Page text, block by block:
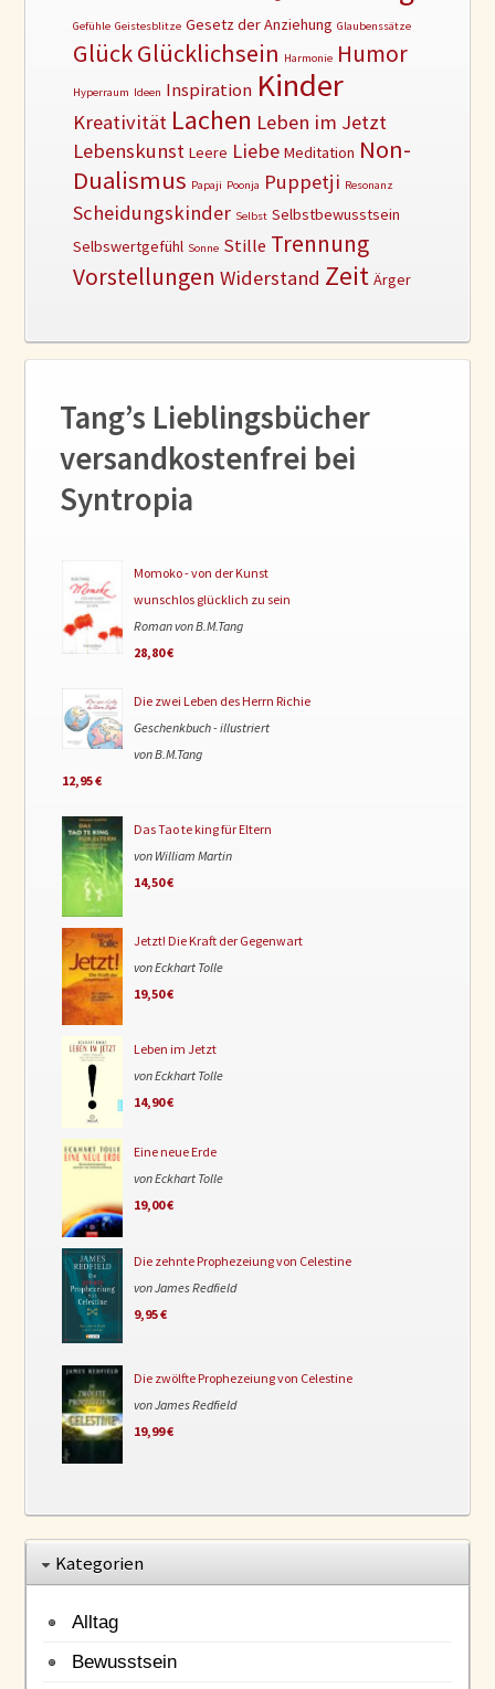
Gefühle Geistesblitze Gesetz der Anziehung Glaubenssätze
GlückGlücklichsein Harmonie Humor
Hyperraum Ideen Inspiration Kinder
Kreativität Lachen Leben im Jetzt
Lebenskunst Leere Liebe Meditation Non-
Dualismus Papaji Poonja Puppetji Resonanz
Scheidungskinder Selbst Selbstbewusstsein
Selbswertgefühl Sonne Stille Trennung
Vorstellungen Widerstand Zeit Ärger
Tang’s Lieblingsbücher
versandkostenfrei bei
Syntropia
Momoko - von der Kunst
wunschlos glücklich zu sein
Roman von B.M.Tang
28,80 €
Die zwei Leben des Herrn Richie
Geschenkbuch - illustriert
von B.M.Tang
12,95 €
Das Tao te king für Eltern
von William Martin
14,50 €
Jetzt! Die Kraft der Gegenwart
von Eckhart Tolle
19,50 €
Leben im Jetzt
von Eckhart Tolle
14,90 €
Eine neue Erde
von Eckhart Tolle
19,00 €
Die zehnte Prophezeiung von Celestine
von James Redfield
9,95 €
Die zwölfte Prophezeiung von Celestine
von James Redfield
19,99 €
Kategorien
Alltag
Bewusstsein